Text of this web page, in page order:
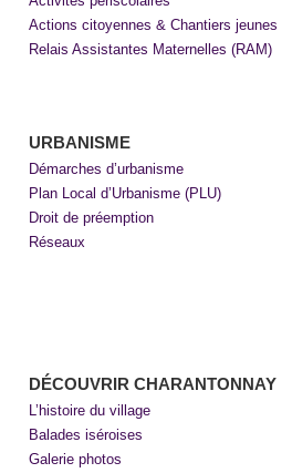
Actions citoyennes & Chantiers jeunes
Relais Assistantes Maternelles (RAM)
URBANISME
Démarches d’urbanisme
Plan Local d’Urbanisme (PLU)
Droit de préemption
Réseaux
DÉCOUVRIR CHARANTONNAY
L’histoire du village
Balades iséroises
Galerie photos